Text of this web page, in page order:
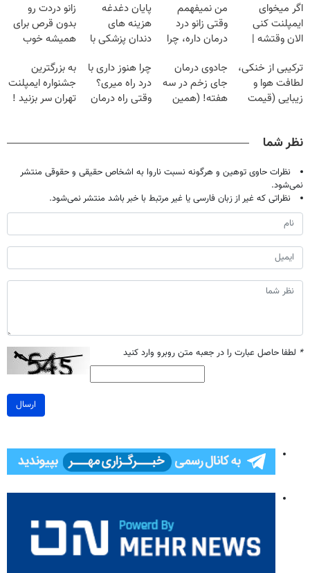
اگر میخوای
ایمپلنت کنی
الان وقتشه |
میلیون تومان!!!
من نمیفهمم
وقتی زانو درد
درمان داره، چرا
تحمل میکنی؟❗
پایان دغدغه
هزینه های
دندان پزشکی با
خانگی
زانو دردت رو
بدون قرص برای
همیشه خوب
پرسش‌نامه)
ترکیبی از خنکی،
لطافت هوا و
زیبایی (قیمت
جادوی درمان
جای زخم در سه
هفته! (همین
چرا هنوز داری با
درد راه میری؟
وقتی راه درمان
به بزرگترین
جشنواره ایمپلنت
تهران سر بزنید !
نظر شما
نظرات حاوی توهین و هرگونه نسبت ناروا به اشخاص حقیقی و حقوقی منتشر
نمی‌شود.
نظراتی که غیر از زبان فارسی یا غیر مرتبط با خبر باشد منتشر نمی‌شود.
* لطفا حاصل عبارت را در جعبه متن روبرو وارد کنید
ارسال